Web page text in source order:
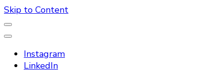
Skip to Content
Instagram
LinkedIn